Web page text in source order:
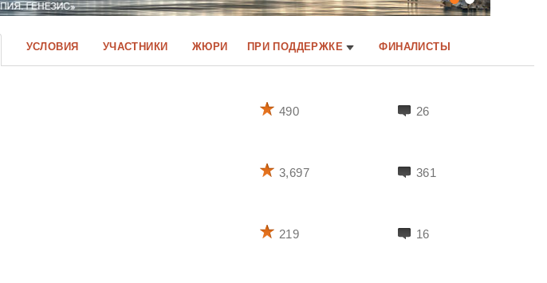
УСЛОВИЯ УЧАСТНИКИ ЖЮРИ ПРИ ПОДДЕРЖКЕ ФИНАЛИСТЫ
490 26
3,697 361
219 16